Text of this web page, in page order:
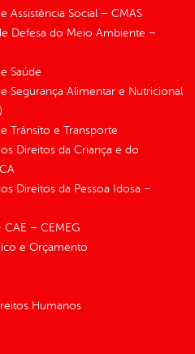
Assistência Social – CMAS
Defesa do Meio Ambiente –
Saúde
Segurança Alimentar e Nutricional
Trânsito e Transporte
Direitos da Criança e do
Direitos da Pessoa Idosa –
– CEMEG
e Orçamento
Humanos